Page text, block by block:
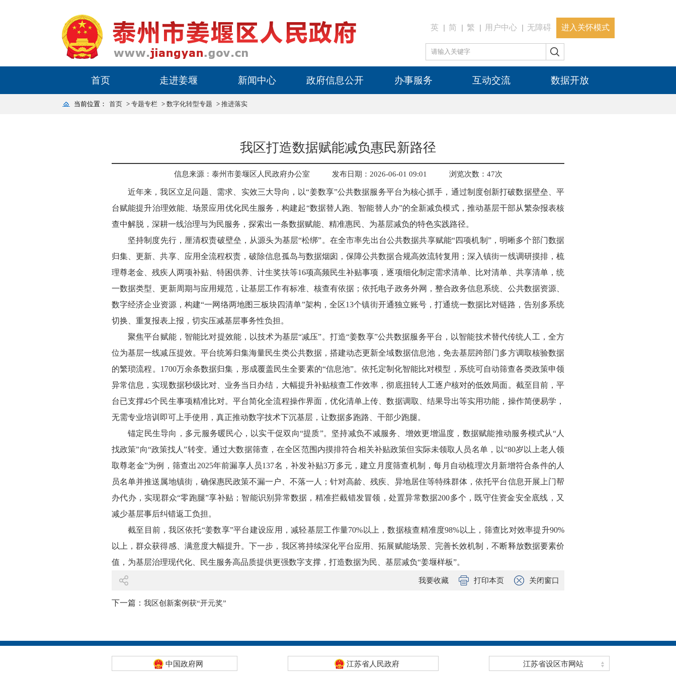
英 简 繁 用户中心 无障碍 进入关怀模式
首页 走进姜堰 新闻中心 政府信息公开 办事服务 互动交流 数据开放
当前位置： 首页 > 专题专栏 > 数字化转型专题 > 推进落实
我区打造数据赋能减负惠民新路径
信息来源：泰州市姜堰区人民政府办公室 发布日期：2026-06-01 09:01 浏览次数： 47次
近年来，我区立足问题、需求、实效三大导向，以“姜数享”公共数据服务平台为核心抓手，通过制度创新打破数据壁垒、平
台赋能提升治理效能、场景应用优化民生服务，构建起“数据替人跑、智能替人办”的全新减负模式，推动基层干部从繁杂报表核
查中解脱，深耕一线治理与为民服务，探索出一条数据赋能、精准惠民、为基层减负的特色实践路径。
坚持制度先行，厘清权责破壁垒，从源头为基层“松绑”。在全市率先出台公共数据共享赋能“四项机制”，明晰多个部门数据
归集、更新、共享、应用全流程权责，破除信息孤岛与数据烟囱，保障公共数据合规高效流转复用；深入镇街一线调研摸排，梳
理尊老金、残疾人两项补贴、特困供养、计生奖扶等16项高频民生补贴事项，逐项细化制定需求清单、比对清单、共享清单，统
一数据类型、更新周期与应用规范，让基层工作有标准、核查有依据；依托电子政务外网，整合政务信息系统、公共数据资源、
数字经济企业资源，构建“一网络两地图三板块四清单”架构，全区13个镇街开通独立账号，打通统一数据比对链路，告别多系统
切换、重复报表上报，切实压减基层事务性负担。
聚焦平台赋能，智能比对提效能，以技术为基层“减压”。打造“姜数享”公共数据服务平台，以智能技术替代传统人工，全方
位为基层一线减压提效。平台统筹归集海量民生类公共数据，搭建动态更新全域数据信息池，免去基层跨部门多方调取核验数据
的繁琐流程。1700万余条数据归集，形成覆盖民生全要素的“信息池”。依托定制化智能比对模型，系统可自动筛查各类政策申领
异常信息，实现数据秒级比对、业务当日办结，大幅提升补贴核查工作效率，彻底扭转人工逐户核对的低效局面。截至目前，平
台已支撑45个民生事项精准比对。平台简化全流程操作界面，优化清单上传、数据调取、结果导出等实用功能，操作简便易学，
无需专业培训即可上手使用，真正推动数字技术下沉基层，让数据多跑路、干部少跑腿。
锚定民生导向，多元服务暖民心，以实干促双向“提质”。坚持减负不减服务、增效更增温度，数据赋能推动服务模式从“人
找政策”向“政策找人”转变。通过大数据筛查，在全区范围内摸排符合相关补贴政策但实际未领取人员名单，以“80岁以上老人领
取尊老金”为例，筛查出2025年前漏享人员137名，补发补贴3万多元，建立月度筛查机制，每月自动梳理次月新增符合条件的人
员名单并推送属地镇街，确保惠民政策不漏一户、不落一人；针对高龄、残疾、异地居住等特殊群体，依托平台信息开展上门帮
办代办，实现群众“零跑腿”享补贴；智能识别异常数据，精准拦截错发冒领，处置异常数据200多个，既守住资金安全底线，又
减少基层事后纠错返工负担。
截至目前，我区依托“姜数享”平台建设应用，减轻基层工作量70%以上，数据核查精准度98%以上，筛查比对效率提升90%
以上，群众获得感、满意度大幅提升。下一步，我区将持续深化平台应用、拓展赋能场景、完善长效机制，不断释放数据要素价
值，为基层治理现代化、民生服务高品质提供更强数字支撑，打造数据为民、基层减负“姜堰样板”。
我要收藏 打印本页 关闭窗口
下一篇： 我区创新案例获“开元奖”
中国政府网 江苏省人民政府 江苏省设区市网站